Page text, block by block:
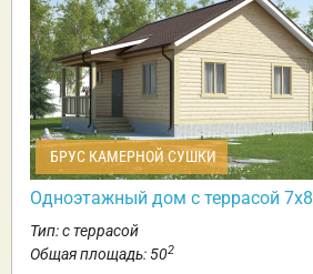
БРУС КАМЕРНОЙ СУШКИ
Одноэтажный дом с террасой 7х8
Тип: с террасой
Общая площадь: 502